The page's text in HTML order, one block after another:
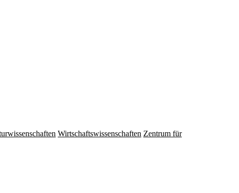
Wirtschaftswissenschaften Zentrum für